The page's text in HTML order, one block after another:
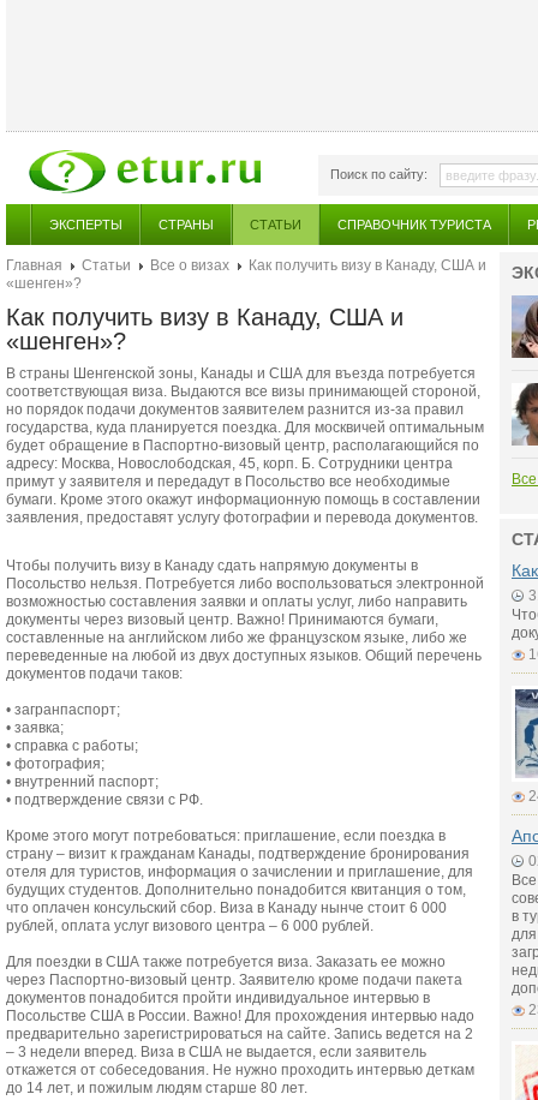
Поиск по сайту:
ЭКСПЕРТЫ СТРАНЫ СТАТЬИ СПРАВОЧНИК ТУРИСТА
Главная Статьи Все о визах
Как получить визу в Канаду, США и
«шенген»?
Как получить визу в Канаду, США и
«шенген»?
В страны Шенгенской зоны, Канады и США для въезда потребуется
соответствующая виза. Выдаются все визы принимающей стороной,
но порядок подачи документов заявителем разнится из-за правил
государства, куда планируется поездка. Для москвичей оптимальным
будет обращение в Паспортно-визовый центр, располагающийся по
адресу: Москва, Новослободская, 45, корп. Б. Сотрудники центра
примут у заявителя и передадут в Посольство все необходимые
бумаги. Кроме этого окажут информационную помощь в составлении
заявления, предоставят услугу фотографии и перевода документов.
Чтобы получить визу в Канаду сдать напрямую документы в
Посольство нельзя. Потребуется либо воспользоваться электронной
возможностью составления заявки и оплаты услуг, либо направить
документы через визовый центр. Важно! Принимаются бумаги,
составленные на английском либо же французском языке, либо же
переведенные на любой из двух доступных языков. Общий перечень
документов подачи таков:
• загранпаспорт;
• заявка;
• справка с работы;
• фотография;
• внутренний паспорт;
• подтверждение связи с РФ.
Кроме этого могут потребоваться: приглашение, если поездка в
страну – визит к гражданам Канады, подтверждение бронирования
отеля для туристов, информация о зачислении и приглашение, для
будущих студентов. Дополнительно понадобится квитанция о том,
что оплачен консульский сбор. Виза в Канаду нынче стоит 6 000
рублей, оплата услуг визового центра – 6 000 рублей.
Для поездки в США также потребуется виза. Заказать ее можно
через Паспортно-визовый центр. Заявителю кроме подачи пакета
документов понадобится пройти индивидуальное интервью в
Посольстве США в России. Важно! Для прохождения интервью надо
предварительно зарегистрироваться на сайте. Запись ведется на 2
– 3 недели вперед. Виза в США не выдается, если заявитель
откажется от собеседования. Не нужно проходить интервью деткам
до 14 лет, и пожилым людям старше 80 лет.
в